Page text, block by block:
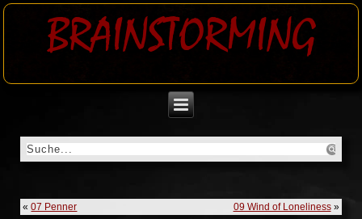
BRAINSTORMING
«07 Penner 09 Wind of Loneliness»